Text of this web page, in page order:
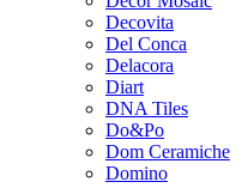
Decovita
Del Conca
Delacora
Diart
DNA Tiles
Do&Po
Dom Ceramiche
Domino